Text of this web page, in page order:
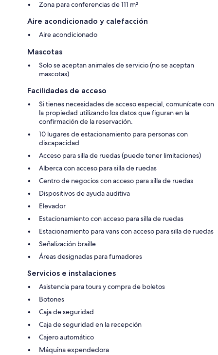
Zona para conferencias de 111 m²
Aire acondicionado y calefacción
Aire acondicionado
Mascotas
Solo se aceptan animales de servicio (no se aceptan
mascotas)
Facilidades de acceso
Si tienes necesidades de acceso especial, comunícate con
la propiedad utilizando los datos que figuran en la
confirmación de la reservación.
10 lugares de estacionamiento para personas con
discapacidad
Acceso para silla de ruedas (puede tener limitaciones)
Alberca con acceso para silla de ruedas
Centro de negocios con acceso para silla de ruedas
Dispositivos de ayuda auditiva
Elevador
Estacionamiento con acceso para silla de ruedas
Estacionamiento para vans con acceso para silla de ruedas
Señalización braille
Áreas designadas para fumadores
Servicios e instalaciones
Asistencia para tours y compra de boletos
Botones
Caja de seguridad
Caja de seguridad en la recepción
Cajero automático
Máquina expendedora